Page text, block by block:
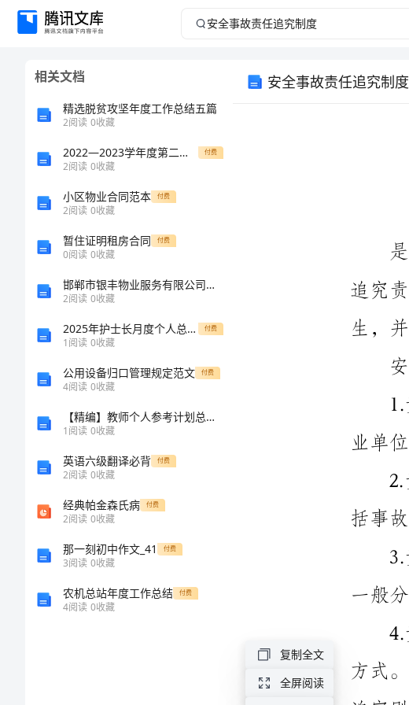
安
相关文档
精选脱贫攻坚年度工作总结五篇
2阅读 0收藏
2022—2023学年度第二学期教科版二年级科学下册教学工作总结 付费
2阅读 0收藏
小区物业合同范本 付费
2阅读 0收藏
暂住证明租房合同 付费
0阅读 0收藏
邯郸市银丰物业服务有限公司介绍企业发展分析报告
2阅读 0收藏
2025年护士长月度个人总结范本 付费
1阅读 0收藏
公用设备归口管理规定范文 付费
4阅读 0收藏
【精编】教师个人参考计划总结我和课改一起成长
1阅读 0收藏
英语六级翻译必背 付费
2阅读 0收藏
经典帕金森氏病 付费
2阅读 0收藏
那一刻初中作文_41 付费
3阅读 0收藏
农机总站年度工作总结 付费
4阅读 0收藏
安全事故责任追究制度
等。
复制全文
全屏阅读